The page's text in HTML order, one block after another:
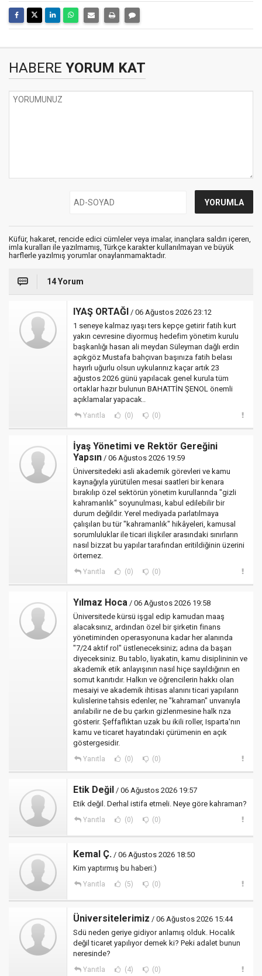
HABERE YORUM KAT
Küfür, hakaret, rencide edici cümleler veya imalar, inançlara saldırı içeren,
imla kuralları ile yazılmamış, Türkçe karakter kullanılmayan ve büyük
harflerle yazılmış yorumlar onaylanmamaktadır.
14 Yorum
IYAŞ ORTAĞI / 06 Ağustos 2026 23:12
1 seneye kalmaz ıyaşı ters kepçe getirir fatih kurt
yakın cevresine diyormuş hedefim yönetim kurulu
başkanlığı hasan ali meydan Süleyman dağlı erdin
açıkgöz Mustafa bahçıvan başınıza fatih belası
hayırlı uğurlu olsun uykularınız kaçar artık 23
ağustos 2026 günü yapılacak genel kurula tüm
ortaklar hazır bulunun BAHATTİN ŞENOL önemli
açıklamalar yapacak..
Yanıtla (0) (0)
İyaş Yönetimi ve Rektör Gereğini
Yapsın / 06 Ağustos 2026 19:59
Üniversitedeki asli akademik görevleri ve kamu
kaynağıyla yürütülen mesai saatleri bir kenara
bırakılıp özel sektörün yönetim kurullarında "gizli
kahramanlık" soyunulması, kabul edilebilir bir
durum değildir. Yerel mediyada parlatılmaya
çalışılan bu tür "kahramanlık" hikâyeleri, kamusal
sorumluluklar ile ticari ilişkiler arasındaki sınırların
nasıl bizzat bu yapılar tarafından eritildiğinin üzerini
örtemez.
Yanıtla (0) (0)
Yılmaz Hoca / 06 Ağustos 2026 19:58
Üniversitede kürsü işgal edip kamudan maaş
alacaksınız, ardından özel bir şirketin finans
yönetiminden operasyonuna kadar her alanında
"7/24 aktif rol" üstleneceksiniz; adına da başarı
diyeceksiniz. Bu tablo, liyakatin, kamu disiplininin ve
akademik etik anlayışının nasıl hiçe sayıldığının en
somut kanıtıdır. Halkın ve öğrencilerin hakkı olan
mesaiyi ve akademik ihtisas alanını ticari yapıların
kulislerine tahsis edenler, ne "kahraman" unvanıyla
anılabilir ne de bu çarkın gizlenmesine halk rıza
gösterir. Şeffaflıktan uzak bu ikili roller, Isparta'nın
kamu ve ticaret hayatındaki çürümenin en açık
göstergesidir.
Yanıtla (0) (0)
Etik Değil / 06 Ağustos 2026 19:57
Etik değil. Derhal istifa etmeli. Neye göre kahraman?
Yanıtla (0) (0)
Kemal Ç. / 06 Ağustos 2026 18:50
Kim yaptırmış bu haberi:)
Yanıtla (5) (0)
Üniversitelerimiz / 06 Ağustos 2026 15:44
Sdü neden geriye gidiyor anlamış olduk. Hocalık
değil ticaret yapılıyor demek ki? Peki adalet bunun
neresinde?
Yanıtla (4) (0)